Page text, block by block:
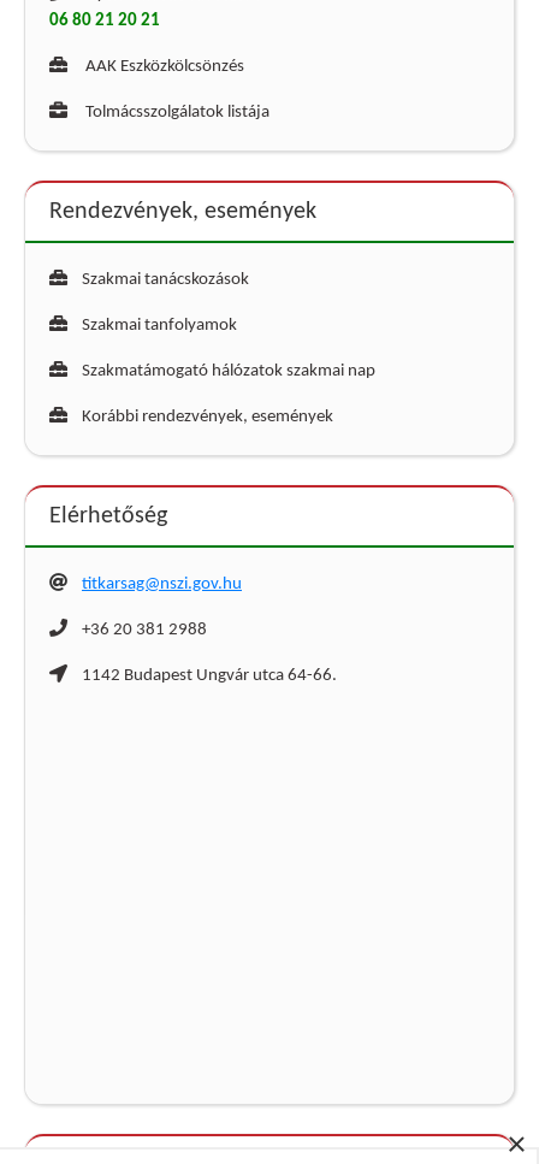
×
06 80 21 20 21
AAK Eszközkölcsönzés
Tolmácsszolgálatok listája
Rendezvények, események
Szakmai tanácskozások
Szakmai tanfolyamok
Szakmatámogató hálózatok szakmai nap
Korábbi rendezvények, események
Elérhetőség
titkarsag@nszi.gov.hu
+36 20 381 2988
1142 Budapest Ungvár utca 64-66.